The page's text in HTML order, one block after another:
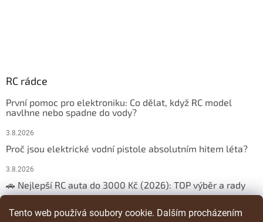
Tento web používá soubory cookie. Dalším procházením
RC rádce
První pomoc pro elektroniku: Co dělat, když RC model
navlhne nebo spadne do vody?
3.8.2026
Proč jsou elektrické vodní pistole absolutním hitem léta?
3.8.2026
🚗 Nejlepší RC auta do 3000 Kč (2026): TOP výběr a rady